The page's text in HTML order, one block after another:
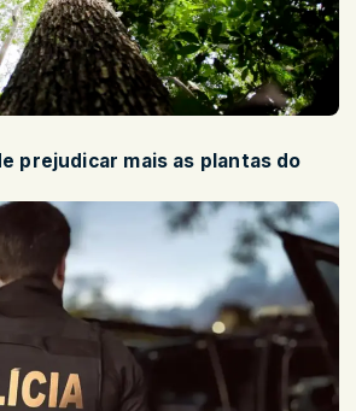
prejudicar mais as plantas do